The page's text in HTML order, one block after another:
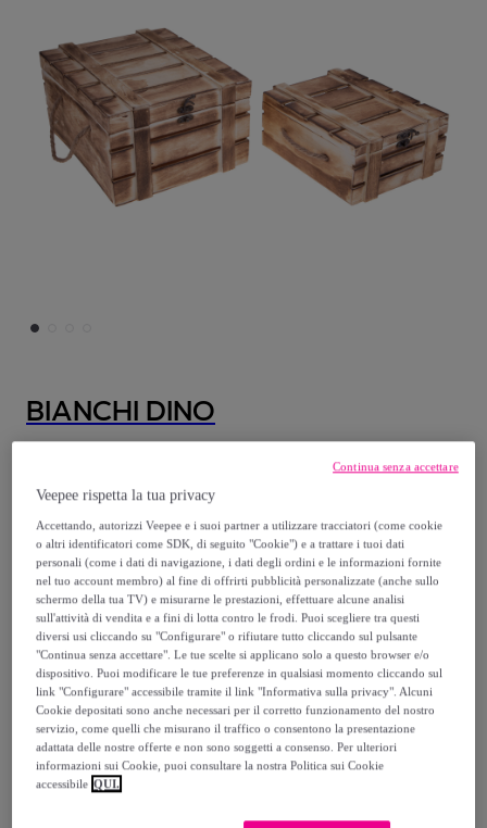
BIANCHI DINO
Set Di 2 Baule In Legno. Larghezza 32 Cm -
Pezzi 1 - 32X16X25cm - Colore: Marrone -
Bianchi Dino - Decori Casa E Complementi
Modello: Set Di 2 Baule In Legno. Larghezza
32 Cm - Pezzi 1 - 32X16X25cm - Colore:
Marrone - Bianchi Dino - Decori Casa E
Complementi
33,68 €
79,99 €
-57%
Veepee rispetta la tua privacy
Accettando, autorizzi Veepee e i suoi partner a utilizzare tracciatori (come cookie
o altri identificatori come SDK, di seguito "Cookie") e a trattare i tuoi dati
personali (come i dati di navigazione, i dati degli ordini e le informazioni fornite
nel tuo account membro) al fine di offrirti pubblicità personalizzate (anche sullo
schermo della tua TV) e misurarne le prestazioni, effettuare alcune analisi
sull'attività di vendita e a fini di lotta contro le frodi. Puoi scegliere tra questi
diversi usi cliccando su "Configurare" o rifiutare tutto cliccando sul pulsante
"Continua senza accettare". Le tue scelte si applicano solo a questo browser e/o
dispositivo. Puoi modificare le tue preferenze in qualsiasi momento cliccando sul
link "Configurare" accessibile tramite il link "Informativa sulla privacy". Alcuni
Cookie depositati sono anche necessari per il corretto funzionamento del nostro
servizio, come quelli che misurano il traffico o consentono la presentazione
adattata delle nostre offerte e non sono soggetti a consenso. Per ulteriori
informazioni sui Cookie, puoi consultare la nostra Politica sui Cookie
accessibile QUI.
Continua senza accettare